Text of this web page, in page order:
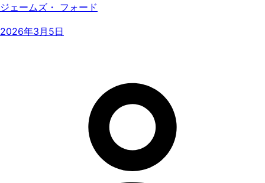
ジェームズ・ フォード
2026年3月5日